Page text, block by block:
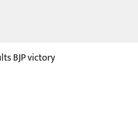
BJP victory